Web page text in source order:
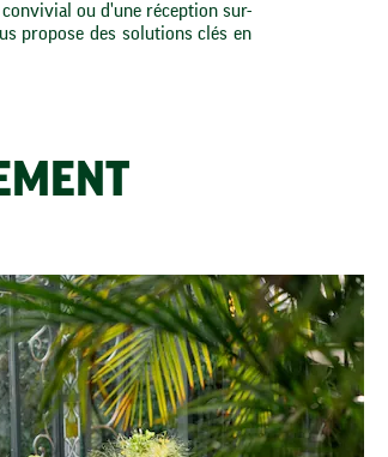
ou d'une réception sur-
propose des solutions clés en